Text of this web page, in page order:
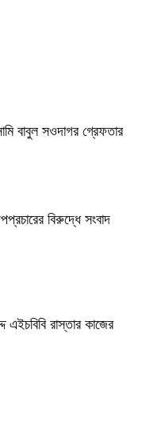
বাবুল সওদাগর গ্রেফতার
বিরুদ্ধে সংবাদ
এইচবিবি রাস্তার কাজের